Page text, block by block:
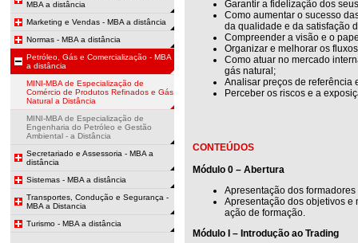
MBA a distância
Marketing e Vendas - MBA a distância
Normas - MBA a distância
Petróleo, Gás e Comercialização - MBA
a distância
MINI-MBA de Especialização de
Comércio de Produtos Refinados e Gás
Natural a Distância
MINI-MBA de Especialização de
Engenharia do Petróleo e Gestão
Ambiental - a Distância
Secretariado e Assessoria - MBA a
distância
Sistemas - MBA a distância
Transportes, Condução e Segurança -
MBA a Distancia
Turismo - MBA a distância
Garantir a fidelização dos
Como aumentar o sucesso
da qualidade e da satisfação
Compreender a visão e o
Organizar e melhorar os
Como atuar no mercado
gás natural;
Analisar preços de referência
Perceber os riscos e a
CONTEÚDOS
Módulo 0 – Abertura
Apresentação dos
Apresentação dos objetivos
ação de formação.
Módulo I – Introdução ao Trading